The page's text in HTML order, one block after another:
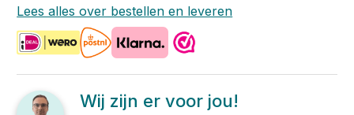
Lees alles over bestellen en leveren
Wij zijn er voor jou!